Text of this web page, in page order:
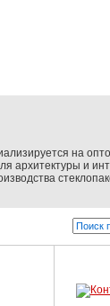
на
архитектуры и
Бусел -